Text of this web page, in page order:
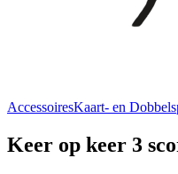
AccessoiresKaart- en
Keer op keer 3